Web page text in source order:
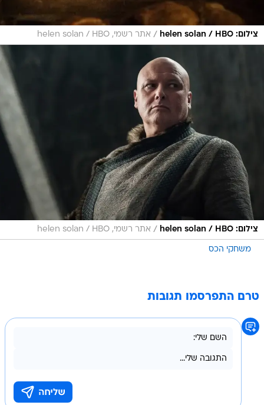
צילום: helen solan / HBO / אתר רשמי, helen solan / HBO
צילום: helen solan / HBO / אתר רשמי, helen solan / HBO
משחקי הכס
טרם התפרסמו תגובות